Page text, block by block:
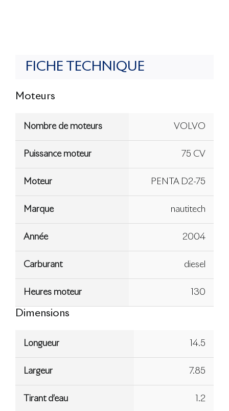
FICHE TECHNIQUE
Moteurs
Nombre de moteurs VOLVO
Puissance moteur 75 CV
Moteur PENTA D2-75
Marque nautitech
Année 2004
Carburant diesel
Heures moteur 130
Dimensions
Longueur 14.5
Largeur 7.85
Tirant d’eau 1.2